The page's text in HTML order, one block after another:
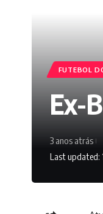
FUTEBOL
Ex-
Last updated:
3 anos atrás